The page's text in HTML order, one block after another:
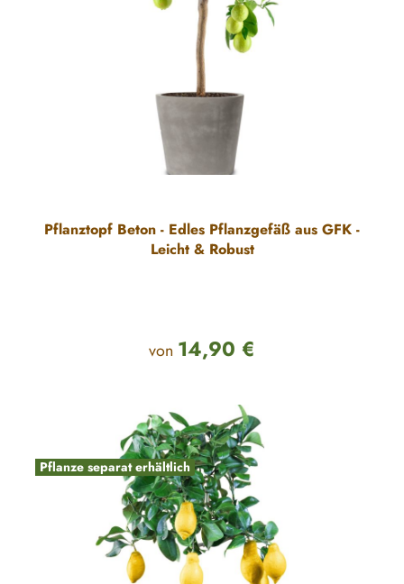
Pflanztopf Beton - Edles Pflanzgefäß aus GFK -
Leicht & Robust
Regulärer Preis:
von 14,90 €
Pflanze separat erhältlich